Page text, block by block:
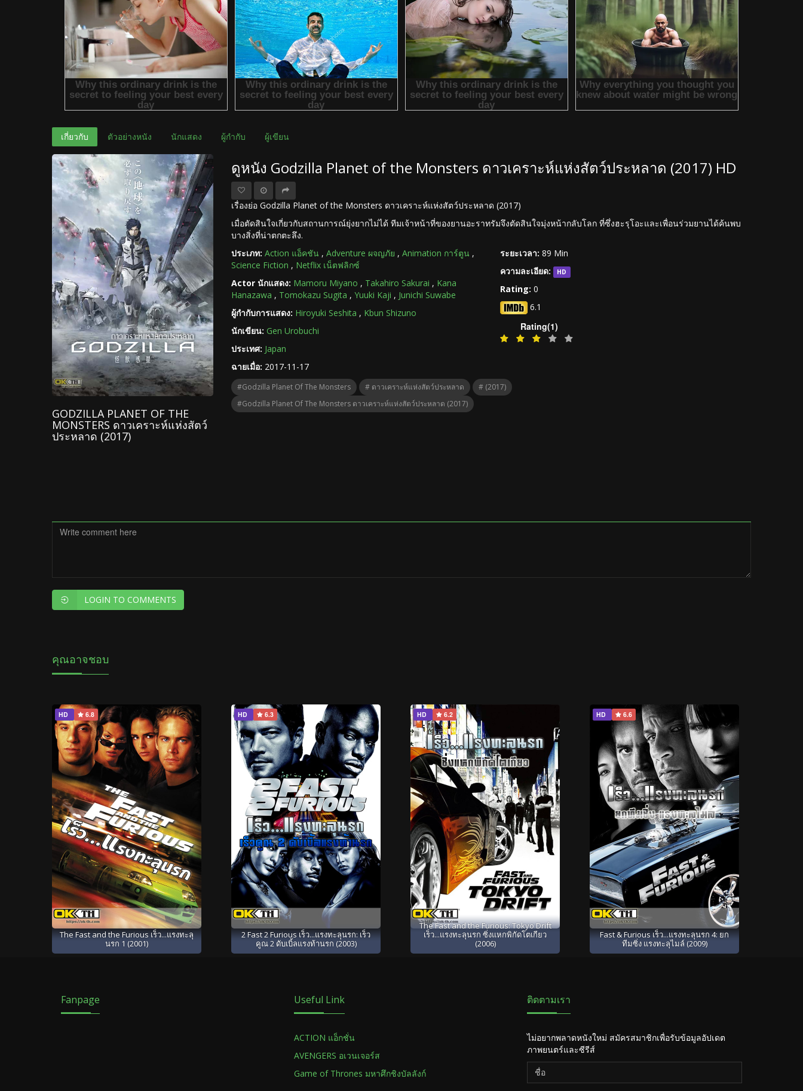
เกี่ยวกับ ตัวอย่างหนัง นักแสดง ผู้กำกับ ผู้เขียน
GODZILLA PLANET OF THE
MONSTERS ดาวเคราะห์แห่งสัตว์
ประหลาด (2017)
ดูหนัง Godzilla Planet of the Monsters ดาวเคราะห์แห่งสัตว์ประหลาด (2017) HD
เรื่องย่อ Godzilla Planet of the Monsters ดาวเคราะห์แห่งสัตว์ประหลาด (2017)
เมื่อตัดสินใจเกี่ยวกับสถานการณ์ยุ่งยากไม่ได้ ทีมเจ้าหน้าที่ของยานอะราทรัมจึงตัดสินใจมุ่งหน้ากลับโลก ที่ซึ่งฮะรุโอะและเพื่อนร่วมยานได้ค้นพบ
บางสิ่งที่น่าตกตะลึง.
ประเภท: Action แอ็คชัน , Adventure ผจญภัย , Animation การ์ตูน ,
Science Fiction , Netflix เน็ตฟลิกซ์
Actor นักแสดง: Mamoru Miyano , Takahiro Sakurai , Kana
Hanazawa , Tomokazu Sugita , Yuuki Kaji , Junichi Suwabe
ผู้กำกับการแสดง: Hiroyuki Seshita , Kbun Shizuno
นักเขียน: Gen Urobuchi
ประเทศ: Japan
ฉายเมื่อ: 2017-11-17
ระยะเวลา: 89 Min
ความละเอียด:
HD
Rating: 0
6.1
Rating(1)
#Godzilla Planet Of The Monsters # ดาวเคราะห์แห่งสัตว์ประหลาด
# (2017)
#Godzilla Planet Of The Monsters ดาวเคราะห์แห่งสัตว์ประหลาด (2017)
LOGIN TO COMMENTS
คุณอาจชอบ
HD 6.8
The Fast and the Furious เร็ว...แรงทะลุ
นรก 1 (2001)
HD 6.3
2 Fast 2 Furious เร็ว...แรงทะลุนรก: เร็ว
คูณ 2 ดับเบิ้ลแรงท้านรก (2003)
HD 6.2
The Fast and the Furious: Tokyo Drift
เร็ว...แรงทะลุนรก ซิ่งแหกพิกัดโตเกียว
(2006)
HD 6.6
Fast & Furious เร็ว...แรงทะลุนรก 4: ยก
ทีมซิ่ง แรงทะลุไมล์ (2009)
Fanpage Useful Link
ACTION แอ็กชั่น
AVENGERS อเวนเจอร์ส
Game of Thrones มหาศึกชิงบัลลังก์
ติดตามเรา
ไม่อยากพลาดหนังใหม่ สมัครสมาชิกเพื่อรับข้อมูลอัปเดต
ภาพยนตร์และซีรีส์